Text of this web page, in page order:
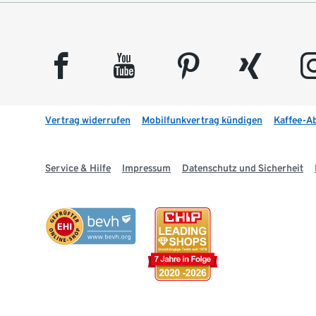
facebook youtube pinterest xing
Vertrag widerrufen Mobilfunkvertrag kündigen Kaffee-
Service & Hilfe Impressum Datenschutz und Sicherheit